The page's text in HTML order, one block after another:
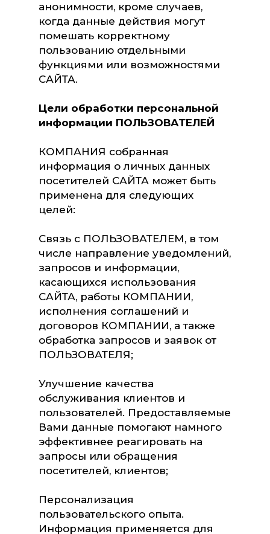
анонимности, кроме случаев,
когда данные действия могут
помешать корректному
пользованию отдельными
функциями или возможностями
САЙТА.
Цели обработки персональной
информации ПОЛЬЗОВАТЕЛЕЙ
КОМПАНИЯ собранная
информация о личных данных
посетителей САЙТА может быть
применена для следующих
целей:
Связь с ПОЛЬЗОВАТЕЛЕМ, в том
числе направление уведомлений,
запросов и информации,
касающихся использования
САЙТА, работы КОМПАНИИ,
исполнения соглашений и
договоров КОМПАНИИ, а также
обработка запросов и заявок от
ПОЛЬЗОВАТЕЛЯ;
Улучшение качества
обслуживания клиентов и
пользователей. Предоставляемые
Вами данные помогают намного
эффективнее реагировать на
запросы или обращения
посетителей, клиентов;
Персонализация
пользовательского опыта.
Информация применяется для